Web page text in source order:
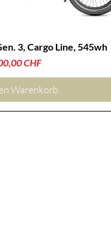
3, Cargo Line, 545wh
PreisCHF
Warenkorb